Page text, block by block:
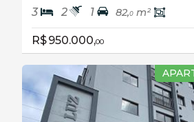
3 2 1 82,0 m²
R$ 950.000,00